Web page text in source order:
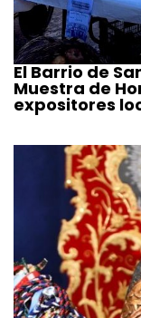
El Barrio de
Muestra de
expositores